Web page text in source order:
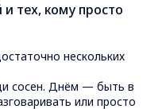
тех, кому просто
нескольких
сосен. Днём — быть в
или просто